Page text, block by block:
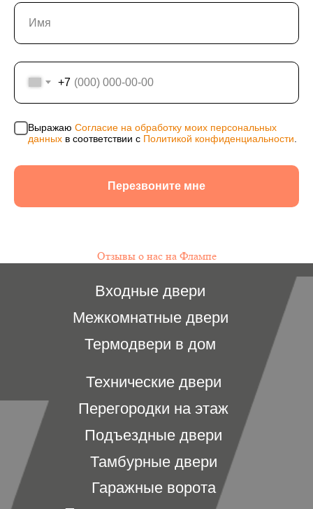
+7
Выражаю Согласие на обработку моих персональных
данных в соответствии с Политикой конфиденциальности
Перезвоните мне
Отзывы о нас на Флампе
офертой, носит исключительно информационный
представленных в каталоге на сайте, могут
отличаться от оригиналов. Использование